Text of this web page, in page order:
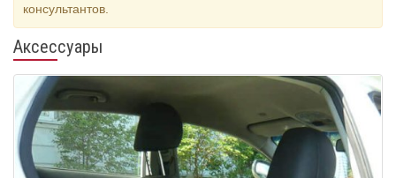
консультантов.
Аксессуары